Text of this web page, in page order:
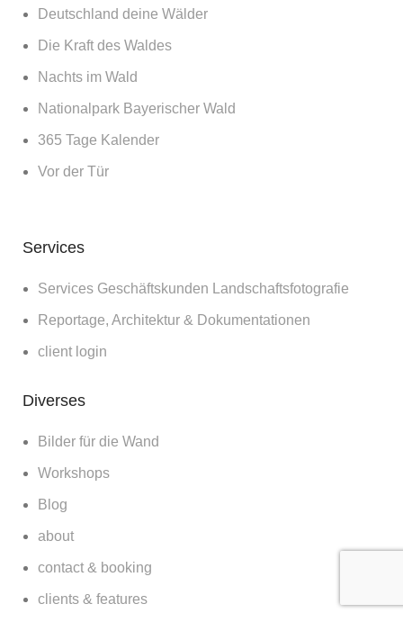
Deutschland deine Wälder
Die Kraft des Waldes
Nachts im Wald
Nationalpark Bayerischer Wald
365 Tage Kalender
Vor der Tür
Services
Services Geschäftskunden Landschaftsfotografie
Reportage, Architektur & Dokumentationen
client login
Diverses
Bilder für die Wand
Workshops
Blog
about
contact & booking
clients & features